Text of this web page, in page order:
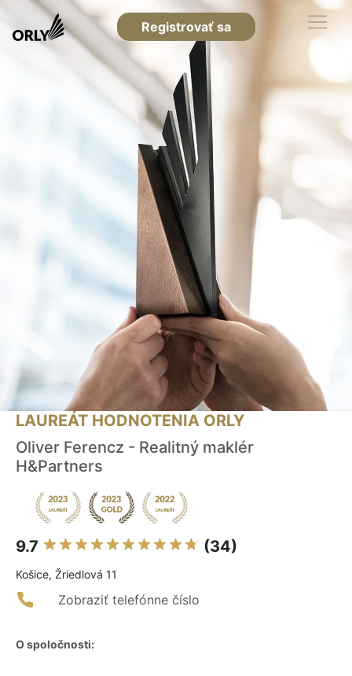
Registrovať sa
LAUREÁT HODNOTENIA ORLY
Oliver Ferencz - Realitný maklér
H&Partners
9.7 (34)
Košice, Žriedlová 11
Zobraziť telefónne číslo
O spoločnosti: